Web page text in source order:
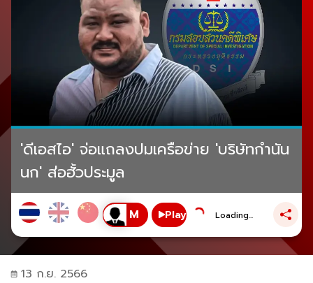
'ดีเอสไอ' จ่อแถลงปมเครือข่าย 'บริษัทกำนัน
นก' ส่อฮั้วประมูล
Play Loading...
13 ก.ย. 2566